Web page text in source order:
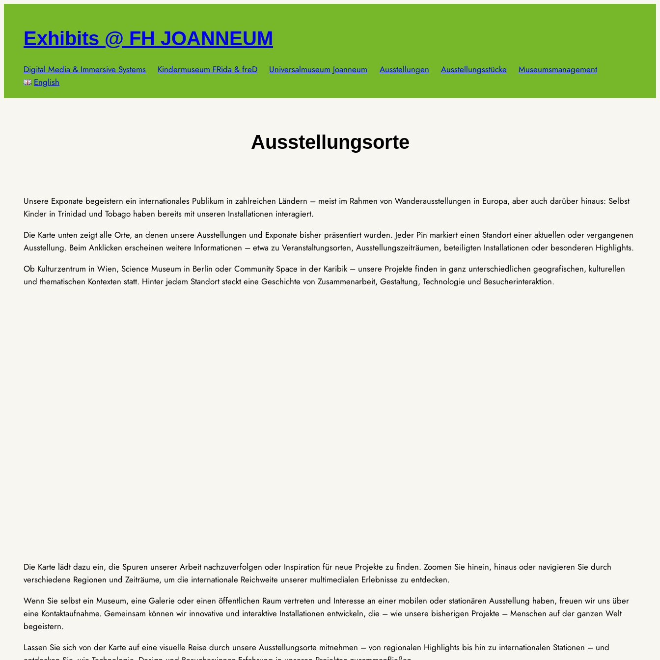
springenExhibits @ FH JOANNEUM
Digital Media & Immersive Systems Kindermuseum FRida & freD Universalmuseum Joanneum Ausstellungen Ausstellungsstücke
Museumsmanagement
English
Ausstellungsorte
Unsere Exponate begeistern ein internationales Publikum in zahlreichen Ländern – meist im Rahmen von Wanderausstellungen in Europa, aber auch darüber hinaus: Selbst
Kinder in Trinidad und Tobago haben bereits mit unseren Installationen interagiert.
Die Karte unten zeigt alle Orte, an denen unsere Ausstellungen und Exponate bisher präsentiert wurden. Jeder Pin markiert einen Standort einer aktuellen oder vergangenen
Ausstellung. Beim Anklicken erscheinen weitere Informationen – etwa zu Veranstaltungsorten, Ausstellungszeiträumen, beteiligten Installationen oder besonderen Highlights.
Ob Kulturzentrum in Wien, Science Museum in Berlin oder Community Space in der Karibik – unsere Projekte finden in ganz unterschiedlichen geografischen, kulturellen
und thematischen Kontexten statt. Hinter jedem Standort steckt eine Geschichte von Zusammenarbeit, Gestaltung, Technologie und Besucherinteraktion.
Die Karte lädt dazu ein, die Spuren unserer Arbeit nachzuverfolgen oder Inspiration für neue Projekte zu finden. Zoomen Sie hinein, hinaus oder navigieren Sie durch
verschiedene Regionen und Zeiträume, um die internationale Reichweite unserer multimedialen Erlebnisse zu entdecken.
Wenn Sie selbst ein Museum, eine Galerie oder einen öffentlichen Raum vertreten und Interesse an einer mobilen oder stationären Ausstellung haben, freuen wir uns über
eine Kontaktaufnahme. Gemeinsam können wir innovative und interaktive Installationen entwickeln, die – wie unsere bisherigen Projekte – Menschen auf der ganzen Welt
begeistern.
Lassen Sie sich von der Karte auf eine visuelle Reise durch unsere Ausstellungsorte mitnehmen – von regionalen Highlights bis hin zu internationalen Stationen – und